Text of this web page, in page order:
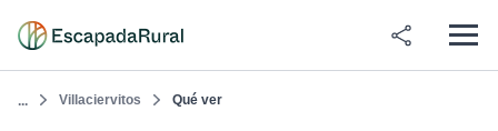
... Villaciervitos Qué ver